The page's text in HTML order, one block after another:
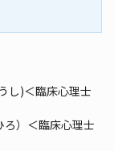
し)＜臨床心理士
）＜臨床心理士